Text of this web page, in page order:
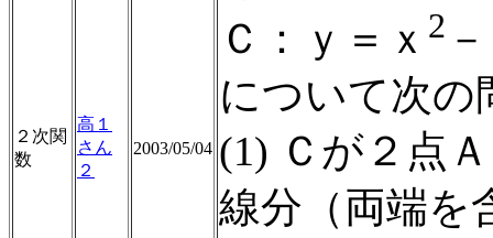
２次関
数
高１
さん
２
2003/05/04
Ｃ：ｙ＝ｘ 2
について次の
(1) Ｃが２点
線分（両端を